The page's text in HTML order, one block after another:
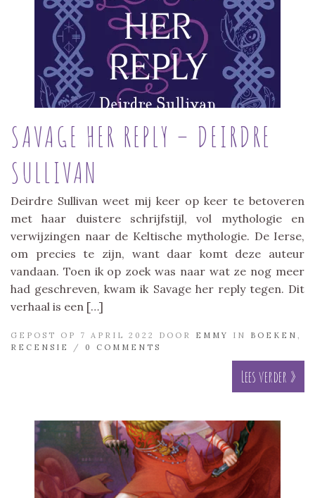
SAVAGE HER REPLY – DEIRDRE
SULLIVAN
Deirdre Sullivan weet mij keer op keer te betoveren
met haar duistere schrijfstijl, vol mythologie en
verwijzingen naar de Keltische mythologie. De Ierse,
om precies te zijn, want daar komt deze auteur
vandaan. Toen ik op zoek was naar wat ze nog meer
had geschreven, kwam ik Savage her reply tegen. Dit
verhaal is een […]
GEPOST OP 7 APRIL 2022 DOOR EMMY IN BOEKEN
RECENSIE
/ 0 COMMENTS
Lees verder »